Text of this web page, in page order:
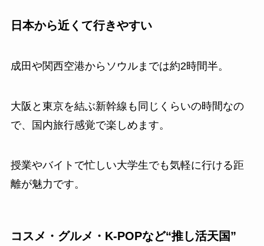
日本から近くて行きやすい
成田や関西空港からソウルまでは約2時間半。
大阪と東京を結ぶ新幹線も同じくらいの時間なの
で、国内旅行感覚で楽しめます。
授業やバイトで忙しい大学生でも気軽に行ける距
離が魅力です。
コスメ・グルメ・K-POPなど“推し活天国”